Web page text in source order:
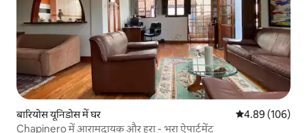
बारियोस यूनिडोस में घर औसत रेटिंग 5 में से
4.89 (106)
Chapinero में आरामदायक और हरा - भरा ऐपार्टमेंट